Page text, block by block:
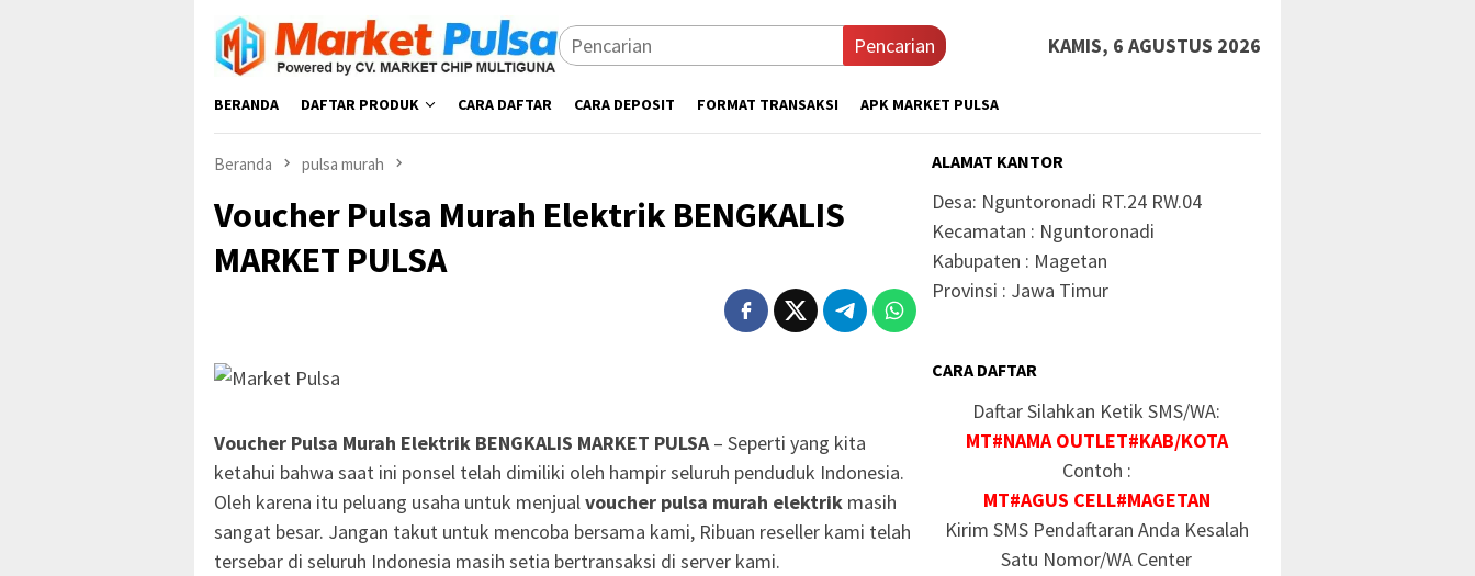
Loncat
konten
Pencarian KAMIS, 6 AGUSTUS 2026
BERANDA DAFTAR PRODUK CARA DAFTAR CARA DEPOSIT FORMAT TRANSAKSI APK MARKET PULSA
Beranda pulsa murah
Voucher Pulsa Murah Elektrik BENGKALIS
MARKET PULSA
Voucher Pulsa Murah Elektrik BENGKALIS MARKET PULSA– Seperti yang kita
ketahui bahwa saat ini ponsel telah dimiliki oleh hampir seluruh penduduk Indonesia.
Oleh karena itu peluang usaha untuk menjualvoucher pulsa murah elektrik masih
sangat besar. Jangan takut untuk mencoba bersama kami, Ribuan reseller kami telah
tersebar di seluruh Indonesia masih setia bertransaksi di server kami.
ALAMAT KANTOR
Desa: Nguntoronadi RT.24 RW.04
Kecamatan : Nguntoronadi
Kabupaten : Magetan
Provinsi : Jawa Timur
CARA DAFTAR
Daftar Silahkan Ketik SMS/WA:
MT#NAMA OUTLET#KAB/KOTA
Contoh :
MT#AGUS CELL#MAGETAN
Kirim SMS Pendaftaran Anda Kesalah
Satu Nomor/WA Center